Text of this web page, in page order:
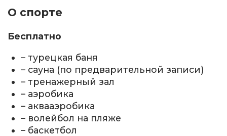
О спорте
Бесплатно
– турецкая баня
– сауна (по предварительной записи)
– тренажерный зал
– аэробика
– аквааэробика
– волейбол на пляже
– баскетбол